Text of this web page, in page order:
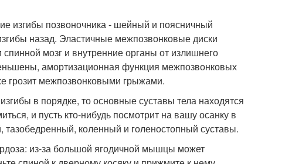
изгибы позвоночника - шейный и поясничный
назад. Эластичные межпозвонковые диски
мозг и внутренние органы от излишнего
амортизационная функция межпозвонковых
грозит межпозвонковыми грыжами.
в порядке, то основные суставы тела находятся
и пусть кто-нибудь посмотрит на вашу осанку в
коленный и голеностопный суставы.
из-за большой ягодичной мышцы может